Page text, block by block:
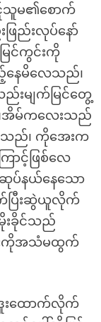
သူမ၏စောက်
ြည်းလုပ်နော်
ြင်ကွင်းကို
နေမိလေသည်၊
မျက်မြင်တွေ့
အိမ်ကလေးသည်
သည်၊ ကိုအေးက
ာင့်ဖြစ်လေ
နယ်နေသော
ပြီးဆွဲယူလိုက်
းခိုင်သည်
းကိုအသံမထွက်
းထောက်လိုက်